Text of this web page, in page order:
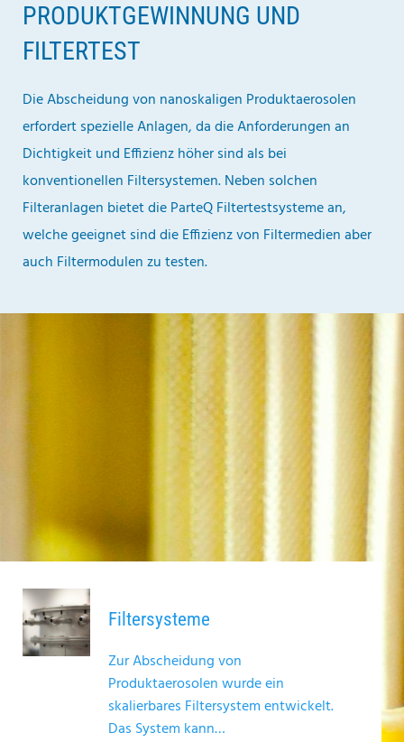
PRODUKTGEWINNUNG UND
FILTERTEST
Die Abscheidung von nanoskaligen Produktaerosolen
erfordert spezielle Anlagen, da die Anforderungen an
Dichtigkeit und Effizienz höher sind als bei
konventionellen Filtersystemen. Neben solchen
Filteranlagen bietet die ParteQ Filtertestsysteme an,
welche geeignet sind die Effizienz von Filtermedien aber
auch Filtermodulen zu testen.
Filtersysteme
Zur Abscheidung von
Produktaerosolen wurde ein
skalierbares Filtersystem entwickelt.
Das System kann…